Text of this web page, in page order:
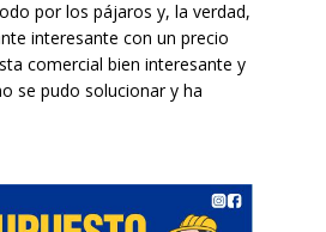
por los pájaros y, la verdad,
interesante con un precio
comercial bien interesante y
se pudo solucionar y ha